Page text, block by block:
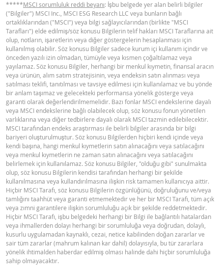
Latest Product Quotes
276,65
0,006
276,1
0,006
275,55
0,005
275
0,005
273,9
0,004
273,35
0,004
272,8
0,004
272,25
0,003
271,7
0,003
271,15
0,003
270,6
0,003
270,05
0,002
269,5
0,002
268,95
0,002
*****MSCI sorumluluk reddi beyanı: İşbu belgede yer alan belirli bilgiler
("Bilgiler") MSCI Inc., MSCI ESG Research LLC veya bunların bağlı
ortaklıklarından ("MSCI") veya bilgi sağlayıcılarından (birlikte "MSCI
Tarafları") elde edilmiş/söz konusu Bilgilerin telif hakları MSCI Taraflarına ait
olup, notların, işaretlerin veya diğer göstergelerin hesaplanması için
kullanılmış olabilir. Söz konusu Bilgiler sadece kurum içi kullanım içindir ve
önceden yazılı izin olmadan, tümüyle veya kısmen çoğaltılamaz veya
yayılamaz. Söz konusu Bilgiler, herhangi bir menkul kıymetin, finansal aracın
veya ürünün, alım satım stratejisinin, veya endeksin satın alınması veya
satılması teklifi, tanıtılması ve tavsiye edilmesi için kullanılamaz ve bu yönde
bir anlam taşımaz ve gelecekteki performansa yönelik gösterge veya
garanti olarak değerlendirilmemelidir. Bazı fonlar MSCI endekslerine dayalı
veya MSCI endekslerine bağlı olabilecek olup, söz konusu fonun yönetilen
varlıklarına veya diğer tedbirlere dayalı olarak MSCI tazmin edilebilecektir.
MSCI tarafından endeks araştırması ile belirli bilgiler arasında bir bilgi
bariyeri oluşturulmuştur. Söz konusu Bilgilerden hiçbiri kendi içinde veya
kendi başına, hangi menkul kıymetlerin satın alınacağını veya satılacağını
veya menkul kıymetlerin ne zaman satın alınacağını veya satılacağını
belirlemek için kullanılamaz. Söz konusu Bilgiler, "olduğu gibi" sunulmakta
olup, söz konusu Bilgilerin kendisi tarafından herhangi bir şekilde
kullanılmasına veya kullandırılmasına ilişkin risk tamamen kullanıcıya aittir.
Hiçbir MSCI Tarafı, söz konusu Bilgilerin özgünlüğünü, doğruluğunu ve/veya
tamlığını taahhüt veya garanti etmemektedir ve her bir MSCI Tarafı, tüm açık
veya zımni garantilere ilişkin sorumluluğu açık bir şekilde reddetmektedir.
Hiçbir MSCI Tarafı, işbu belgedeki herhangi bir Bilgi ile bağlantılı hatalardan
veya ihmallerden dolayı herhangi bir sorumluluğa veya doğrudan, dolaylı,
kusurlu uygulamadan kaynaklı, cezai, netice kabilinden doğan zararlar ve
sair tüm zararlar (mahrum kalınan kar dahil) dolayısıyla, bu tür zararlara
yönelik ihtimalden haberdar edilmiş olması halinde dahi hiçbir sorumluluğa
sahip olmayacaktır.